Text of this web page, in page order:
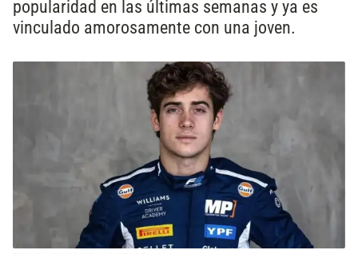
popularidad en las últimas semanas y ya es
vinculado amorosamente con una joven.